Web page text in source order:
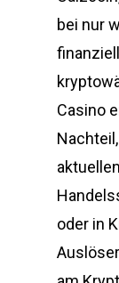
bei nur
Casino
oder in